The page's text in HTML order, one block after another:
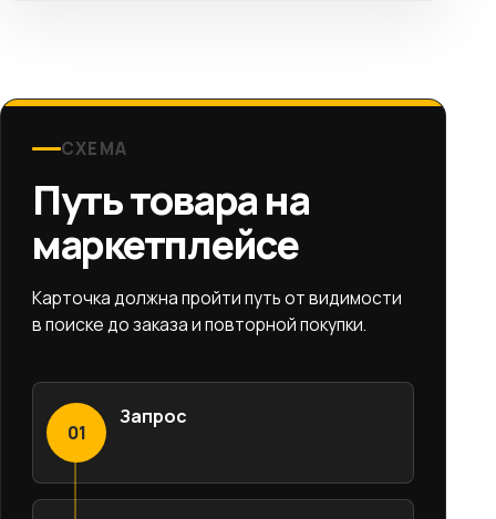
СХЕМА
Путь товара на
маркетплейсе
Карточка должна пройти путь от видимости
в поиске до заказа и повторной покупки.
01
Запрос